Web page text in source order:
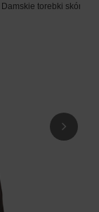
Damskie torebki